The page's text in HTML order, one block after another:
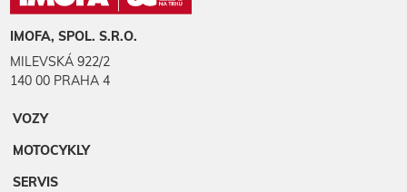
IMOFA, SPOL. S.R.O.
MILEVSKÁ 922/2
140 00 PRAHA 4
VOZY
MOTOCYKLY
SERVIS